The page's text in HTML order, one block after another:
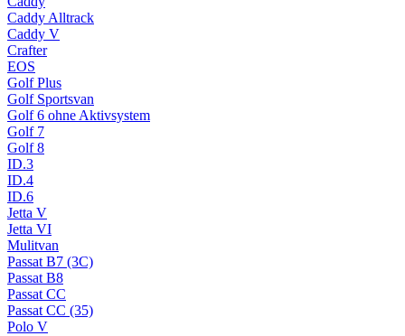
Caddy Alltrack
Caddy V
Crafter
EOS
Golf Plus
Golf Sportsvan
Golf 6 ohne Aktivsystem
Golf 7
Golf 8
ID.3
ID.4
ID.6
Jetta V
Jetta VI
Mulitvan
Passat B7 (3C)
Passat B8
Passat CC
Passat CC (35)
Polo V